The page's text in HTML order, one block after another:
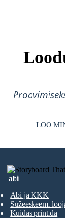
LOO
abi
Abi ja KKK
Süžeeskeemi
Kuidas printida